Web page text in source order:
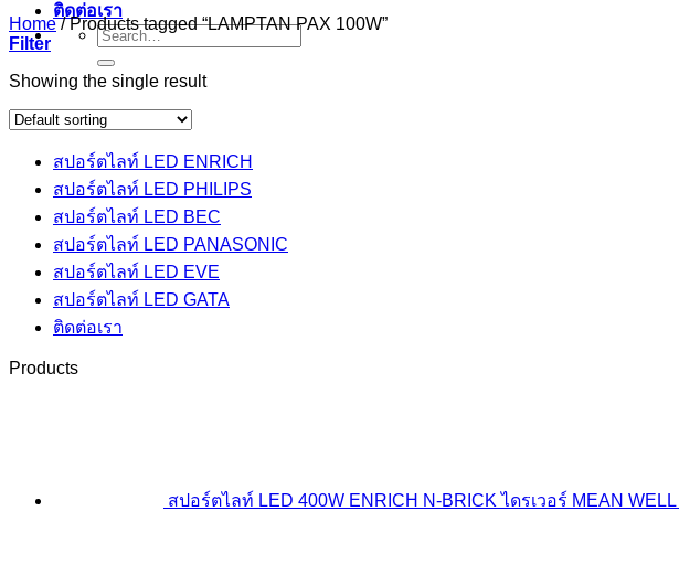
ติดต่อเรา
Search
for:
Home /Products tagged “LAMPTAN PAX 100W”
Filter
Showing the single result
สปอร์ตไลท์ LED ENRICH
สปอร์ตไลท์ LED PHILIPS
สปอร์ตไลท์ LED BEC
สปอร์ตไลท์ LED PANASONIC
สปอร์ตไลท์ LED EVE
สปอร์ตไลท์ LED GATA
ติดต่อเรา
Products
สปอร์ตไลท์ LED 400W ENRICH N-BRICK ไดรเวอร์ MEAN WELL